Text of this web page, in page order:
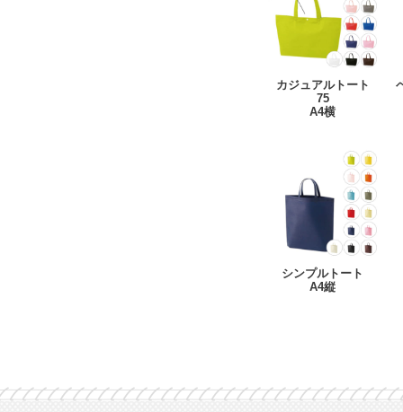
カジュアルトート
75
A4横
シンプルトート
A4縦